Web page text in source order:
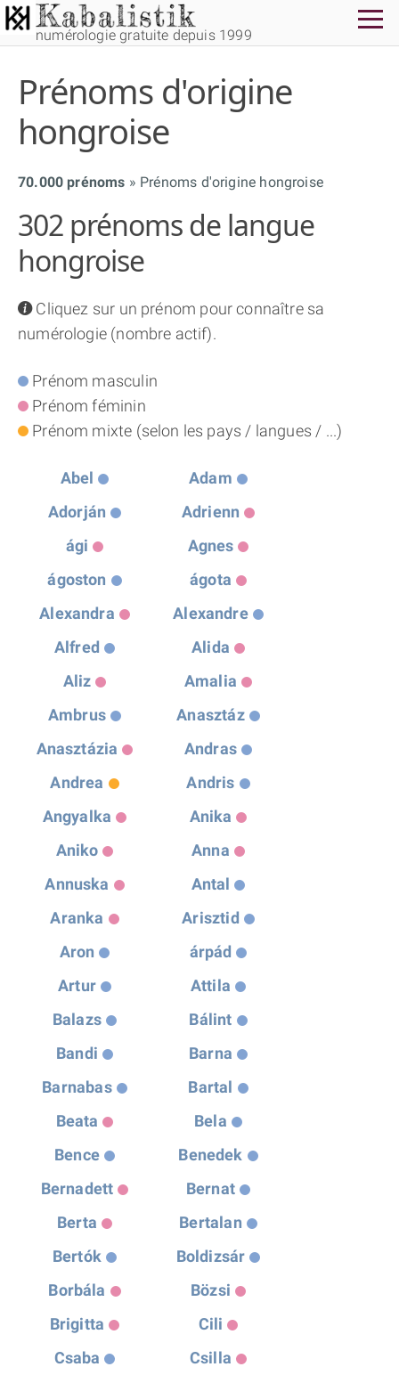
numérologie gratuite depuis 1999
Prénoms d'origine
hongroise
70.000 prénoms Prénoms d'origine hongroise
302 prénoms de langue
hongroise
infoCliquez sur un prénom pour connaître sa
numérologie (nombre actif).
Prénom masculin
Prénom féminin
Prénom mixte (selon les pays / langues / ...)
Abel
Adam
Adorján
Adrienn
ági
Agnes
ágoston
ágota
Alexandra
Alexandre
Alfred
Alida
Aliz
Amalia
Ambrus
Anasztáz
Anasztázia
Andras
Andrea
Andris
Angyalka
Anika
Aniko
Anna
Annuska
Antal
Aranka
Arisztid
Aron
árpád
Artur
Attila
Balazs
Bálint
Bandi
Barna
Barnabas
Bartal
Beata
Bela
Bence
Benedek
Bernadett
Bernat
Berta
Bertalan
Bertók
Boldizsár
Borbála
Bözsi
Brigitta
Cili
Csaba
Csilla
THÈME GRATUIT
THÈME NUMÉROLOGIQUE APPROFONDI
THÈME TEMPOREL
THÈME « DOUBLE JE »
APPRENDRE LA NUMÉROLOGIE
EXPLORER LA NUMÉROLOGIE
70.000 PRÉNOMS
(À PROPOS)